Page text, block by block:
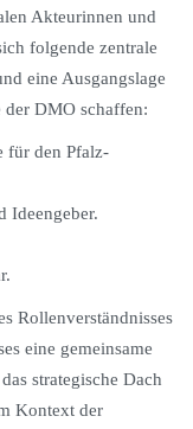
Akteurinnen und
folgende zentrale
eine Ausgangslage
DMO schaffen:
für den Pfalz-
Ideengeber.
Rollenverständnisses
eine gemeinsame
strategische Dach
Kontext der